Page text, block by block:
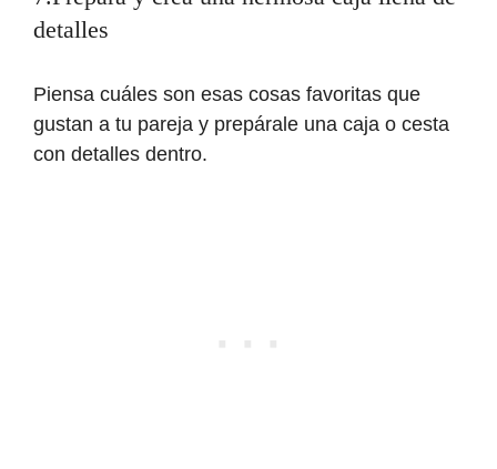
detalles
Piensa cuáles son esas cosas favoritas que
gustan a tu pareja y prepárale una caja o cesta
con detalles dentro.